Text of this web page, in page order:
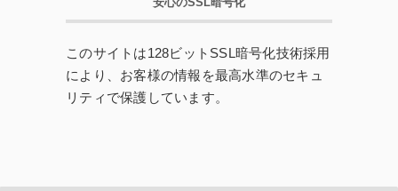
このサイトは128ビットSSL暗号化技術採用
により、お客様の情報を最高水準のセキュ
リティで保護しています。